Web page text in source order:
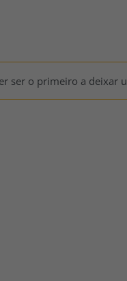
ser o primeiro a deixar